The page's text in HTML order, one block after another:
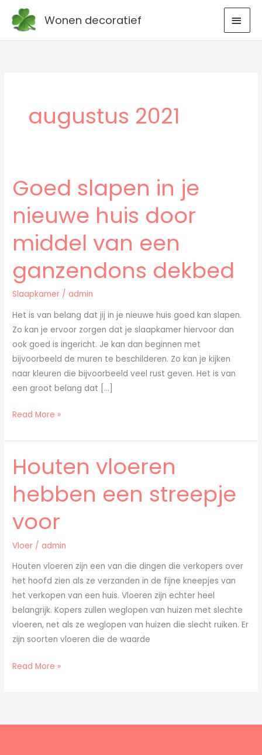
naar
Wonen decoratief
augustus 2021
Goed slapen in je
nieuwe huis door
middel van een
ganzendons dekbed
Slaapkamer / admin
Het is van belang dat jij in je nieuwe huis goed kan slapen.
Zo kan je ervoor zorgen dat je slaapkamer hiervoor dan
ook goed is ingericht. Je kan dan beginnen met
bijvoorbeeld de muren te beschilderen. Zo kan je kijken
naar kleuren die bijvoorbeeld veel rust geven. Het is van
een groot belang dat […]
Goed
slapen
in
je
nieuwe
huis
door
middel
van
een
ganzendons
dekbed
Read More »
Houten vloeren
hebben een streepje
voor
Vloer / admin
Houten vloeren zijn een van die dingen die verkopers over
het hoofd zien als ze verzanden in de fijne kneepjes van
het verkopen van een huis. Vloeren zijn echter heel
belangrijk. Kopers zullen weglopen van huizen met slechte
vloeren, net als ze weglopen van huizen die slecht ruiken. Er
zijn soorten vloeren die de waarde
Houten
vloeren
hebben
een
streepje
Read More »